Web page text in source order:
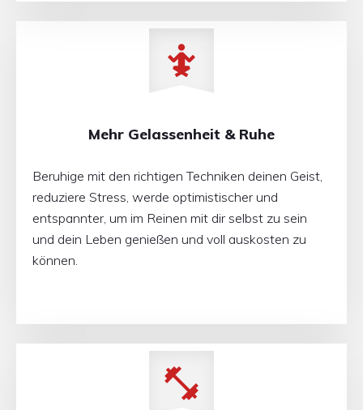
Mehr Gelassenheit & Ruhe
Beruhige mit den richtigen Techniken deinen Geist,
reduziere Stress, werde optimistischer und
entspannter, um im Reinen mit dir selbst zu sein
und dein Leben genießen und voll auskosten zu
können.